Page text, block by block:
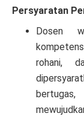
Persyaratan
Dosen
rohani,